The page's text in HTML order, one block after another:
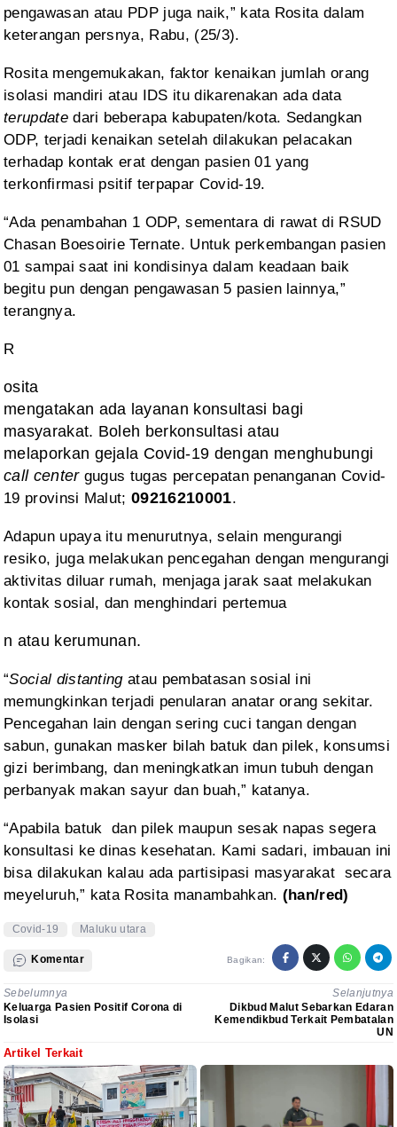
pengawasan atau PDP juga naik,” kata Rosita dalam
keterangan persnya, Rabu, (25/3).
Rositamengemukakan, faktor kenaikan jumlah orang
isolasi mandiri atau IDS itu dikarenakan ada data
terupdatedari beberapa kabupaten/kota. Sedangkan
ODP, terjadi kenaikan setelah dilakukan pelacakan
terhadap kontak erat dengan pasien 01 yang
terkonfirmasi psitif terpapar Covid-19.
“Ada penambahan 1 ODP, sementara di rawat di RSUD
Chasan Boesoirie Ternate. Untuk perkembangan pasien
01 sampai saat ini kondisinya dalam keadaan baik
begitu pun dengan pengawasan 5 pasien lainnya,”
terangnya.
R
osita
mengatakan ada layanan konsultasi bagi
masyarakat. Boleh berkonsultasi atau
melaporkan gejala Covid-19 dengan menghubungi
call centergugus tugas percepatan penanganan Covid-
19 provinsi Malut;09216210001.
Adapunupaya itu menurutnya, selain mengurangi
resiko, juga melakukan pencegahan dengan mengurangi
aktivitas diluar rumah, menjaga jarak saat melakukan
kontak sosial, dan menghindari pertemua
n atau kerumunan.
“Social distantingatau pembatasan sosial ini
memungkinkan terjadi penularan anatar orang sekitar.
Pencegahan lain dengan sering cuci tangan dengan
sabun, gunakan masker bilah batuk dan pilek, konsumsi
gizi berimbang, dan meningkatkan imun tubuh dengan
perbanyak makan sayur dan buah,” katanya.
“Apabila batuk dan pilek maupun sesak napas segera
konsultasi ke dinas kesehatan. Kami sadari, imbauan ini
bisa dilakukan kalau ada partisipasi masyarakat secara
meyeluruh,” kata Rosita manambahkan. (han/red)
Covid-19 Maluku utara
Komentar Bagikan:
Sebelumnya
Keluarga Pasien Positif Corona di
Isolasi
Selanjutnya
Dikbud Malut Sebarkan Edaran
Kemendikbud Terkait Pembatalan
UN
Artikel Terkait